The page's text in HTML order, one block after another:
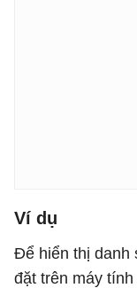
Ví dụ
Để hiển thị danh
đặt trên máy